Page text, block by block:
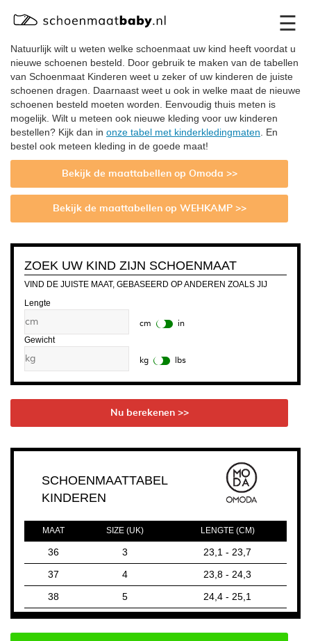
×
☰
Natuurlijk wilt u weten welke schoenmaat uw kind heeft voordat u
nieuwe schoenen besteld. Door gebruik te maken van de tabellen
van Schoenmaat Kinderen weet u zeker of uw kinderen de juiste
schoenen dragen. Daarnaast weet u ook in welke maat de nieuwe
schoenen besteld moeten worden. Eenvoudig thuis meten is
mogelijk. Wilt u meteen ook nieuwe kleding voor uw kinderen
bestellen? Kijk dan in onze tabel met kinderkledingmaten . En
bestel ook meteen kleding in de goede maat!
Bekijk de maattabellen op Omoda >>
Bekijk de maattabellen op WEHKAMP >>
ZOEK UW KIND ZIJN SCHOENMAAT
VIND DE JUISTE MAAT, GEBASEERD OP ANDEREN ZOALS JIJ
Lengte
cm in
Gewicht
kg lbs
Nu berekenen >>
SCHOENMAATTABEL
KINDEREN
MAAT SIZE (UK) LENGTE (CM)
36 3 23,1 - 23,7
37 4 23,8 - 24,3
38 5 24,4 - 25,1
39 6 25,2- 25,9